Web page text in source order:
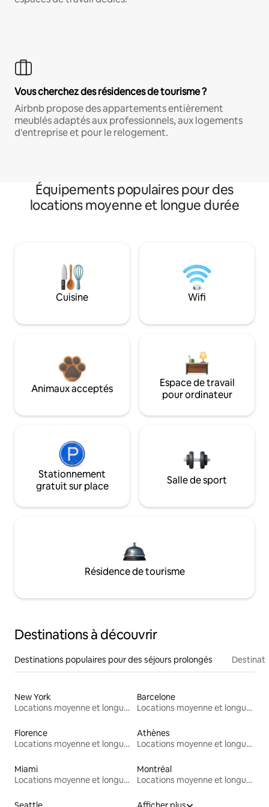
Vous cherchez des résidences de tourisme ?
Airbnb propose des appartements entièrement
meublés adaptés aux professionnels, aux logements
d'entreprise et pour le relogement.
Équipements populaires pour des
locations moyenne et longue durée
Cuisine Wifi
Animaux acceptés
Espace de travail
pour ordinateur
Stationnement
gratuit sur place
Salle de sport
Résidence de tourisme
Destinations à découvrir
Destinations populaires pour des séjours prolongés
New York
Locations moyenne et longue durée
Barcelone
Locations moyenne et longue durée
Florence
Locations moyenne et longue durée
Athènes
Locations moyenne et longue durée
Miami
Locations moyenne et longue durée
Montréal
Locations moyenne et longue durée